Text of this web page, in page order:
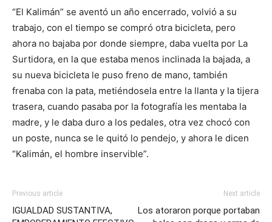
“El Kalimán” se aventó un año encerrado, volvió a su
trabajo, con el tiempo se compró otra bicicleta, pero
ahora no bajaba por donde siempre, daba vuelta por La
Surtidora, en la que estaba menos inclinada la bajada, a
su nueva bicicleta le puso freno de mano, también
frenaba con la pata, metiéndosela entre la llanta y la tijera
trasera, cuando pasaba por la fotografía les mentaba la
madre, y le daba duro a los pedales, otra vez chocó con
un poste, nunca se le quitó lo pendejo, y ahora le dicen
“Kalimán, el hombre inservible”.
Previous article
IGUALDAD SUSTANTIVA,
Next article
Los atoraron porque portaban